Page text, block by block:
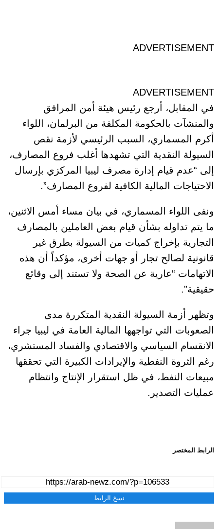
ADVERTISEMENT
ADVERTISEMENT
في المقابل، أرجع رئيس هيئة أمن المرافق
والمنشآت بالحكومة المكلفة من البرلمان، اللواء
أكرم المسماري، السبب الرئيسي لأزمة نقص
السيولة النقدية التي تشهدها أغلب فروع المصارف،
إلى “عدم قيام إدارة مصرف ليبيا المركزي بإرسال
الاحتياجات المالية الكافية لفروع المصارف”.
ونفى اللواء المسماري، في بيان مساء أمس الاثنين،
ما يتم تداوله بشأن قيام بعض العاملين بالمصارف
التجارية بإخراج كميات من السيولة بطرق غير
قانونية لصالح تجار أو جهات أخرى، مؤكداً أن هذه
الاتهامات “عارية عن الصحة ولا تستند إلى وقائع
حقيقية”.
وتظهر أزمة السيولة النقدية المتكررة مدى
الصعوبات التي تواجهها المالية العامة في ليبيا جراء
الانقسام السياسي والاقتصادي والفساد المستشري،
رغم الثروة النفطية والإيرادات الكبيرة التي تحققها
مبيعات النفط، في ظل استقرار الإنتاج وانتظام
عمليات التصدير.
الرابط المختصر
نسخ الرابط